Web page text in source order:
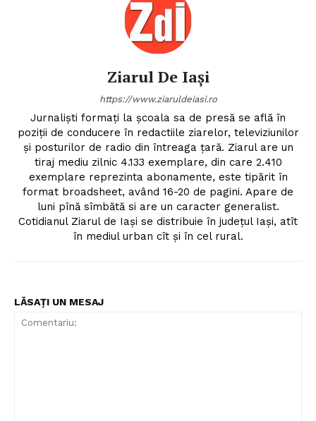
Ziarul De Iași
https://www.ziaruldeiasi.ro
Jurnalişti formaţi la şcoala sa de presă se află în
poziţii de conducere în redactiile ziarelor, televiziunilor
şi posturilor de radio din întreaga ţară. Ziarul are un
tiraj mediu zilnic 4.133 exemplare, din care 2.410
exemplare reprezinta abonamente, este tipărit în
format broadsheet, având 16-20 de pagini. Apare de
luni pînă sîmbătă si are un caracter generalist.
Cotidianul Ziarul de Iaşi se distribuie în judeţul Iaşi, atît
în mediul urban cît şi în cel rural.
LĂSAȚI UN MESAJ